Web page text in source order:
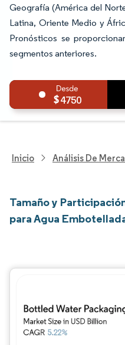
Geografía (América del
Latina, Oriente Medio y
Pronósticos se
segmentos anteriores.
4750
Inicio Análisis De
Tamaño y
para Agua